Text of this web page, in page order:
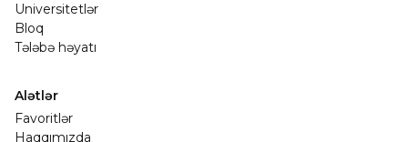
Universitetlər
Bloq
Tələbə həyatı
Alətlər
Favoritlər
Haqqımızda